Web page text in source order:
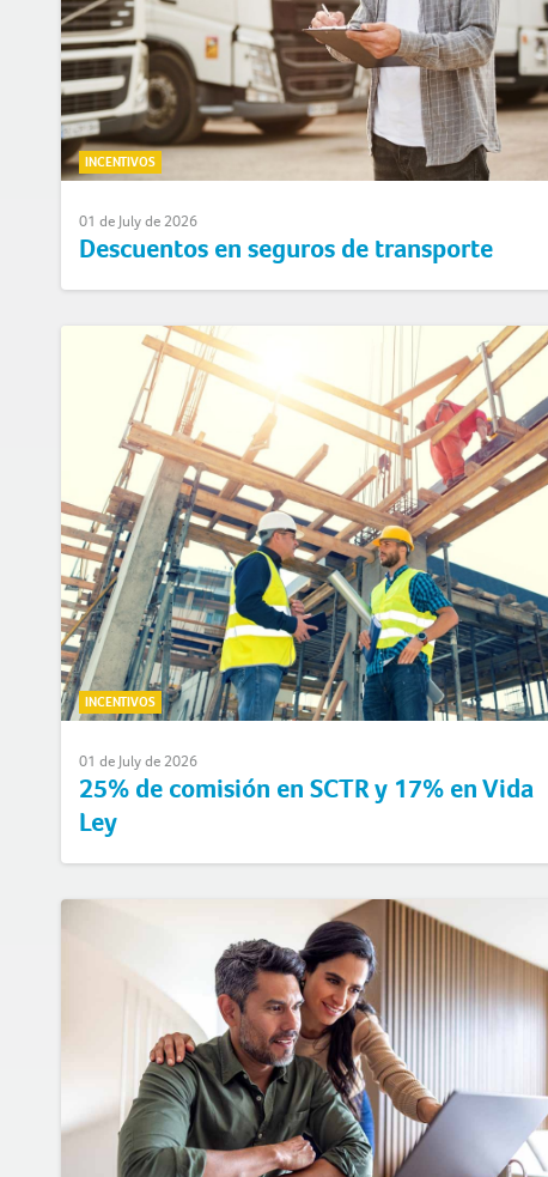
INCENTIVOS
01 de July de 2026
Descuentos en seguros de transporte
INCENTIVOS
01 de July de 2026
25% de comisión en SCTR y 17% en Vida
Ley